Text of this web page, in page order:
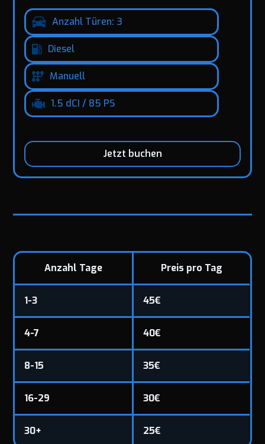
Anzahl Türen: 3
Diesel
Manuell
1.5 dCI / 85 PS
Jetzt buchen
Anzahl Tage Preis pro Tag
1-3 45€
4-7 40€
8-15 35€
16-29 30€
30+ 25€